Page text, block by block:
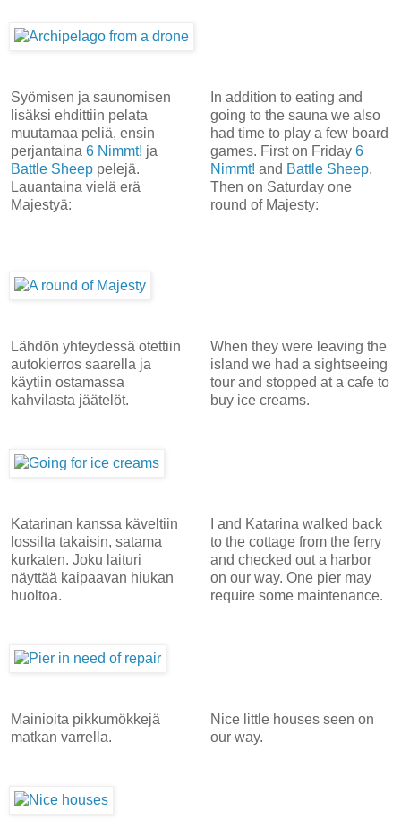
Syömisen ja saunomisen
lisäksi ehdittiin pelata
muutamaa peliä, ensin
perjantaina 6 Nimmt! ja
Battle Sheep pelejä.
Lauantaina vielä erä
Majestyä:
In addition to eating and
going to the sauna we also
had time to play a few board
games. First on Friday 6
Nimmt! and Battle Sheep.
Then on Saturday one
round of Majesty:
Lähdön yhteydessä otettiin
autokierros saarella ja
käytiin ostamassa
kahvilasta jäätelöt.
When they were leaving the
island we had a sightseeing
tour and stopped at a cafe to
buy ice creams.
Katarinan kanssa käveltiin
lossilta takaisin, satama
kurkaten. Joku laituri
näyttää kaipaavan hiukan
huoltoa.
I and Katarina walked back
to the cottage from the ferry
and checked out a harbor
on our way. One pier may
require some maintenance.
Mainioita pikkumökkejä
matkan varrella.
Nice little houses seen on
our way.